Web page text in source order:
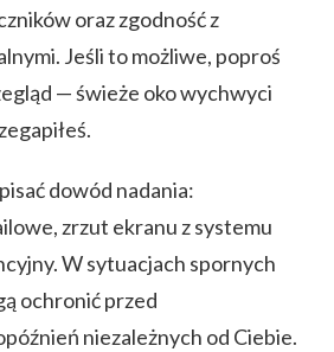
oraz zgodność z
Jeśli to możliwe, poproś
— świeże oko wychwyci
dowód nadania:
zrzut ekranu z systemu
W sytuacjach spornych
ochronić przed
niezależnych od Ciebie.